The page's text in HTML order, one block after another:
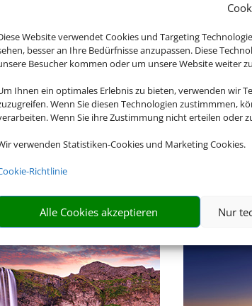
Website verwendet Cookies und Targeting
besser an Ihre Bedürfnisse anzupassen. Diese
Besucher kommen oder um unsere Website weiter
Ihnen ein optimales Erlebnis zu bieten, verwenden wir
Wenn Sie diesen Technologien zustimmmen,
Wenn Sie ihre Zustimmung nicht erteilen
verwenden Statistiken-Cookies und Marketing Cookies.
Richtlinie
Alle Cookies akzeptieren Nur
Portugal